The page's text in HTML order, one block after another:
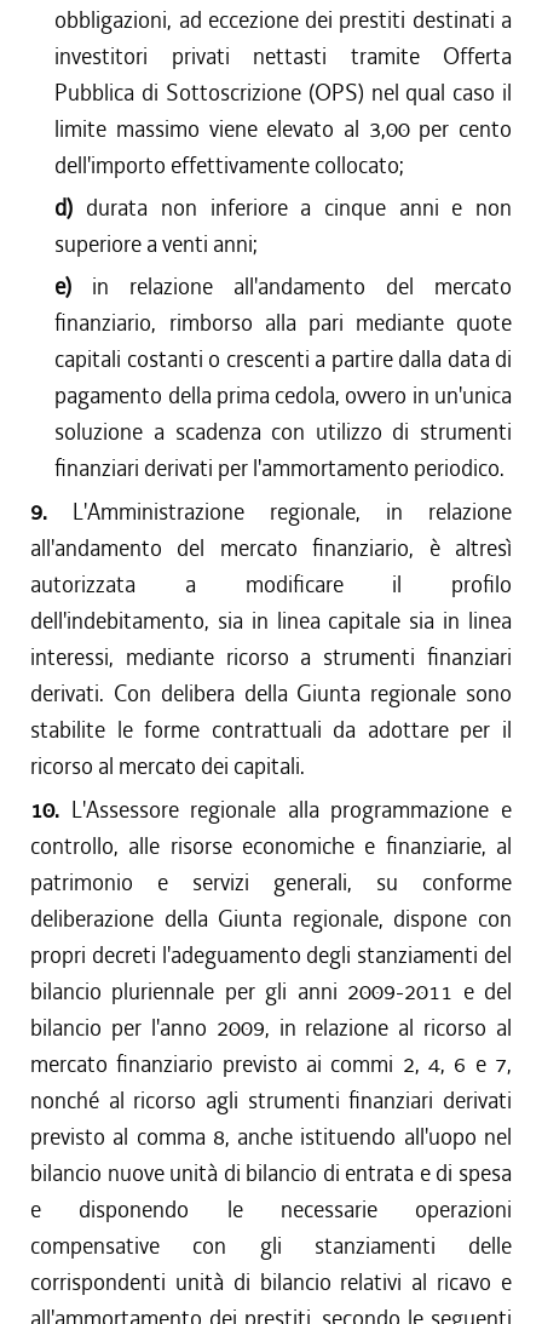
obbligazioni, ad eccezione dei prestiti destinati a
investitori privati nettasti tramite Offerta
Pubblica di Sottoscrizione (OPS) nel qual caso il
limite massimo viene elevato al 3,00 per cento
dell'importo effettivamente collocato;
d) durata non inferiore a cinque anni e non
superiore a venti anni;
e) in relazione all'andamento del mercato
finanziario, rimborso alla pari mediante quote
capitali costanti o crescenti a partire dalla data di
pagamento della prima cedola, ovvero in un'unica
soluzione a scadenza con utilizzo di strumenti
finanziari derivati per l'ammortamento periodico.
9. L'Amministrazione regionale, in relazione
all'andamento del mercato finanziario, è altresì
autorizzata a modificare il profilo
dell'indebitamento, sia in linea capitale sia in linea
interessi, mediante ricorso a strumenti finanziari
derivati. Con delibera della Giunta regionale sono
stabilite le forme contrattuali da adottare per il
ricorso al mercato dei capitali.
10. L'Assessore regionale alla programmazione e
controllo, alle risorse economiche e finanziarie, al
patrimonio e servizi generali, su conforme
deliberazione della Giunta regionale, dispone con
propri decreti l'adeguamento degli stanziamenti del
bilancio pluriennale per gli anni 2009-2011 e del
bilancio per l'anno 2009, in relazione al ricorso al
mercato finanziario previsto ai commi 2, 4, 6 e 7,
nonché al ricorso agli strumenti finanziari derivati
previsto al comma 8, anche istituendo all'uopo nel
bilancio nuove unità di bilancio di entrata e di spesa
e disponendo le necessarie operazioni
compensative con gli stanziamenti delle
corrispondenti unità di bilancio relativi al ricavo e